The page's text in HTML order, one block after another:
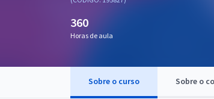
OAB
360
Horas de aula
Sobre o curso Sobre o